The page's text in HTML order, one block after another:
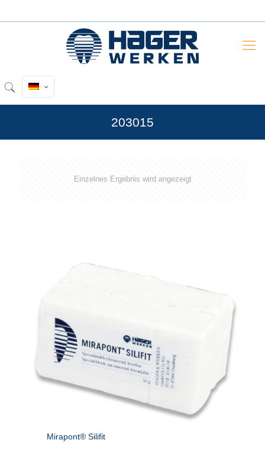
203015
Einzelnes Ergebnis wird angezeigt
Mirapont® Silifit